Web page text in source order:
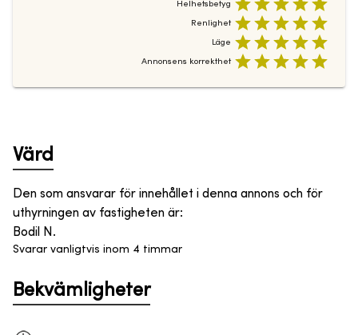
Helhetsbetyg
Renlighet
Läge
Annonsens korrekthet
Värd
Den som ansvarar för innehållet i denna annons och för
uthyrningen av fastigheten är:
Bodil N.
Svarar vanligtvis inom 4 timmar
Bekvämligheter